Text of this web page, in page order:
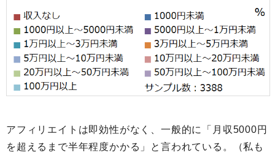
アフィリエイトは即効性がなく、一般的に「月収5000円
を超えるまで半年程度かかる」と言われている。（私も